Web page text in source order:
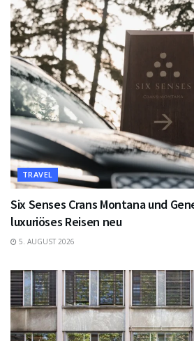
TRAVEL
Six Senses Crans Montana und
luxuriöses Reisen neu
5. AUGUST 2026